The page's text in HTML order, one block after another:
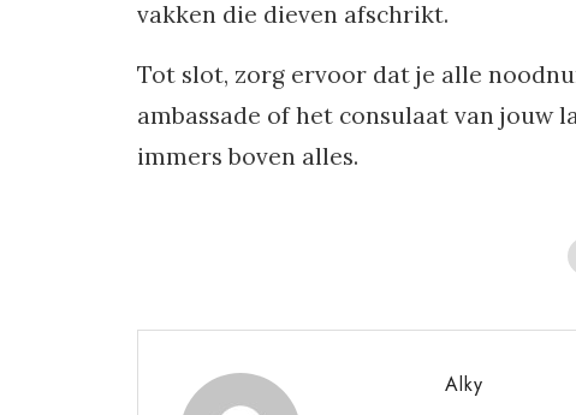
vakken die dieven afschrikt.
Tot slot, zorg ervoor dat je alle
ambassade of het consulaat van jouw
immers boven alles.
Alky